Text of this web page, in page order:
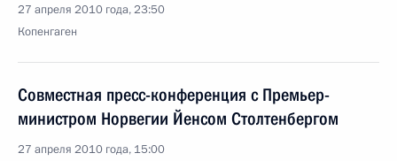
27 апреля 2010 года, 23:50
Копенгаген
Совместная пресс-конференция с Премьер-
министром Норвегии Йенсом Столтенбергом
27 апреля 2010 года, 15:00